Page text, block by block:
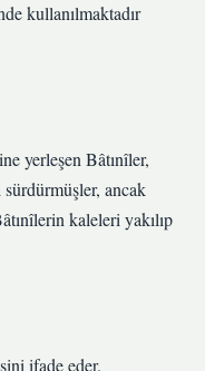
kullanılmaktadır
yerleşen Bâtınîler,
sürdürmüşler, ancak
kaleleri yakılıp
ifade eder.